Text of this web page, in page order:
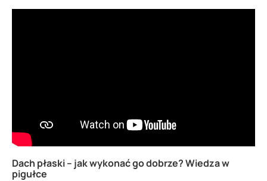
Dach płaski – jak wykonać go dobrze? Wiedza w
pigułce